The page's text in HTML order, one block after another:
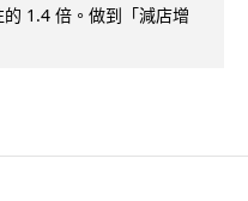
1.4 倍。做到「減店增